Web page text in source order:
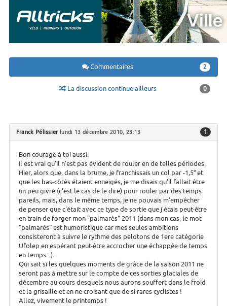
Commentaires 2
La discussion continue ailleurs 0
Franck Pélissierlundi 13 décembre 2010, 23:13 1
Bon courage à toi aussi.
Il est vrai qu'il n'est pas évident de rouler en de telles périodes.
Hier, alors que, dans la brume, je franchissais un col par -1,5° et
que les bas-côtés étaient enneigés, je me disais qu'il fallait être
un peu givré (c'est le cas de le dire) pour rouler par des temps
pareils, mais, dans le même temps, je ne pouvais m'empêcher
de penser que c'était avec ce type de sortie que j'étais peut-être
en train de forger mon "palmarès" 2011 (dans mon cas, le mot
"palmarès" est humoristique car mes seules ambitions
consisteront à suivre le rythme des pelotons de 1ere catégorie
Ufolep en espérant peut-être accrocher une échappée de temps
en temps...).
Qui sait si les quelques moments de grâce de la saison 2011 ne
seront pas à mettre sur le compte de ces sorties glaciales de
décembre au cours desquels nous aurons souffert dans le froid
et la grisaille et en ne croisant que de si rares cyclistes !
Allez, vivement le printemps !